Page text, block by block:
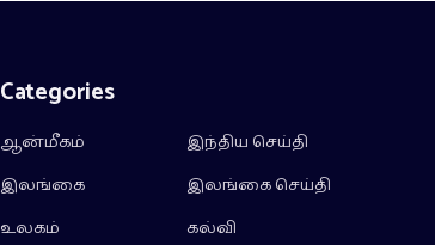
Categories
ஆன்மீகம்
இந்திய செய்தி
இலங்கை
இலங்கை செய்தி
உலகம்
கல்வி